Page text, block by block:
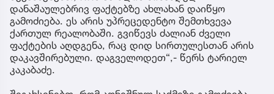
დანაშაულებრივ ფაქტებზე ახლახან დაიწყო
გამოძიება. ეს არის უპრეცედენტო შემთხვევა
ქართულ რეალობაში. გვიწევს ძალიან ძველი
ფაქტების აღდგენა, რაც დიდ სირთულესთან არის
დაკავშირებული. დაგველოდეთ“,- წერს ტარიელ
კაკაბაძე.